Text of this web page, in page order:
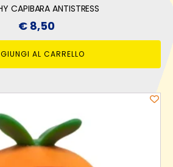
CAPIBARA ANTISTRESS
€ 8,50
AL CARRELLO